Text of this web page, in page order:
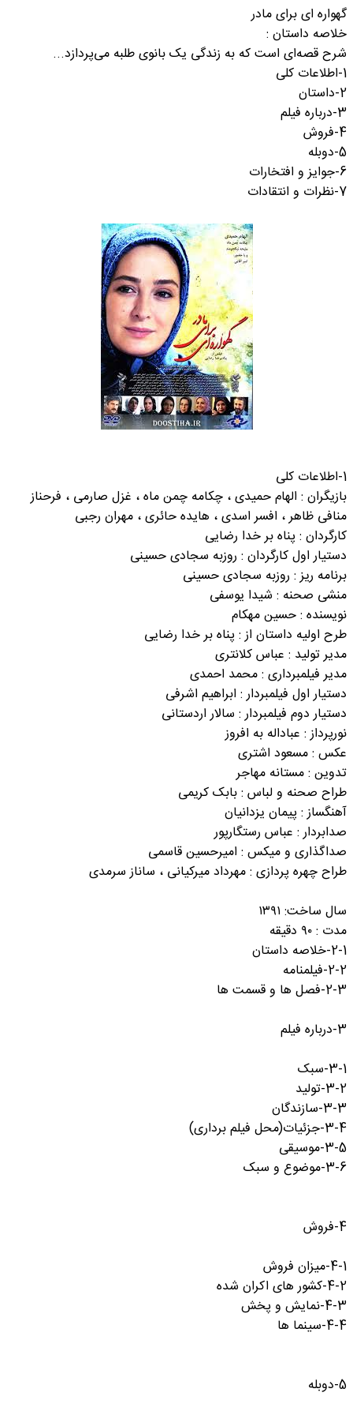
گهواره ای برای مادر
خلاصه داستان :
شرح قصه‌ای است که به زندگی یک بانوی طلبه می‌پردازد...
1-اطلاعات کلی
2-داستان
3-درباره فیلم
4-فروش
5-دوبله
6-جوایز و افتخارات
7-نظرات و انتقادات
1-اطلاعات کلی
بازیگران : الهام حمیدی ، چکامه چمن ماه ، غزل صارمی ، فرحناز
منافی ظاهر ، افسر اسدی ، هایده حائری ، مهران رجبی
کارگردان : پناه بر خدا رضایی
دستیار اول کارگردان : روزبه سجادی حسینی
برنامه ریز : روزبه سجادی حسینی
منشی صحنه : شیدا یوسفی
نویسنده : حسین مهکام
طرح اولیه داستان از : پناه بر خدا رضایی
مدیر تولید : عباس کلانتری
مدیر فیلمبرداری : محمد احمدی
دستیار اول فیلمبردار : ابراهیم اشرفی
دستیار دوم فیلمبردار : سالار اردستانی
نورپرداز : عباداله به افروز
عکس : مسعود اشتری
تدوین : مستانه مهاجر
طراح صحنه و لباس : بابک کریمی
آهنگساز : پیمان یزدانیان
صدابردار : عباس رستگارپور
صداگذاری و میکس : امیرحسین قاسمی
طراح چهره پردازی : مهرداد میرکیانی ، ساناز سرمدی
سال ساخت: ۱۳۹۱
مدت : ۹۰ دقیقه
2-1-خلاصه داستان
2-2-فیلمنامه
2-3-فصل ها و قسمت ها
3-درباره فیلم
3-1-سبک
3-2-تولید
3-3-سازندگان
3-4-جزئیات(محل فیلم برداری)
3-5-موسیقی
3-6-موضوع و سبک
4-فروش
4-1-میزان فروش
4-2-کشور های اکران شده
4-3-نمایش و پخش
4-4-سینما ها
5-دوبله